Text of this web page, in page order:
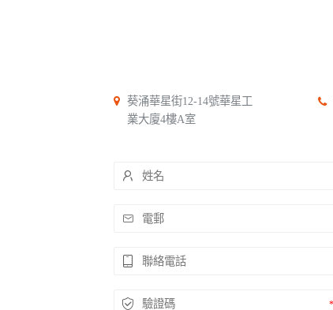
葵涌華星街12-14號華星工
業大廈4樓A室